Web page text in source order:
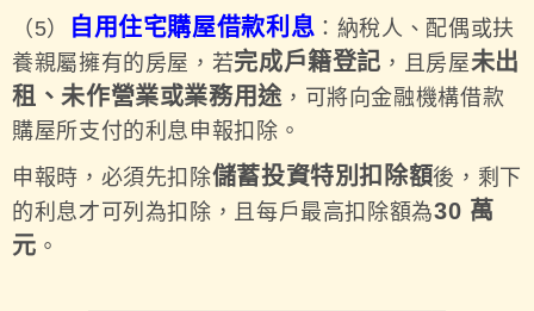
（5）
自用住宅購屋借款利息 ：納稅人、配偶或扶
養親屬擁有的房屋，若完成戶籍登記 ，且房屋未出
租、未作營業或業務用途，可將向金融機構借款
購屋所支付的利息申報扣除。
申報時，必須先扣除儲蓄投資特別扣除額後，剩下
的利息才可列為扣除，且每戶最高扣除額為30 萬
元 。